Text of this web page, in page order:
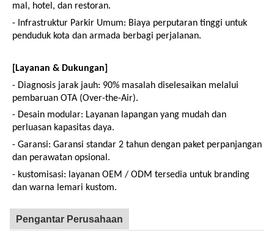
mal, hotel, dan restoran.
- Infrastruktur Parkir Umum: Biaya perputaran tinggi untuk
penduduk kota dan armada berbagi perjalanan.
[Layanan & Dukungan]
- Diagnosis jarak jauh: 90% masalah diselesaikan melalui
pembaruan OTA (Over-the-Air).
- Desain modular: Layanan lapangan yang mudah dan
perluasan kapasitas daya.
- Garansi: Garansi standar 2 tahun dengan paket perpanjangan
dan perawatan opsional.
- kustomisasi: layanan OEM / ODM tersedia untuk branding
dan warna lemari kustom.
Pengantar Perusahaan